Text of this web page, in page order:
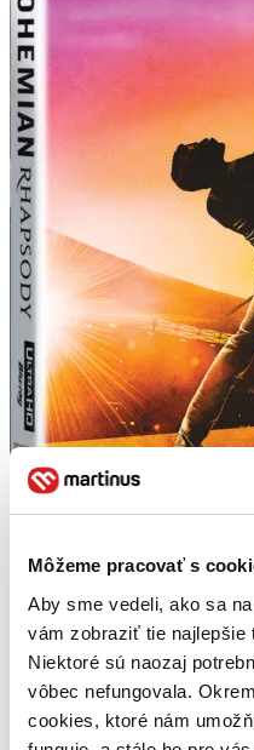
Môžeme pracovať s
Aby sme vedeli, ako sa
vám zobraziť tie najlepšie
Niektoré sú naozaj
vôbec nefungovala.
cookies, ktoré nám
Bohemian Rhapsody Ultra HD
CZ
Rami Malek
Lucy Boynton
Joseph Mazzello
Mike Myers
Ben Hardy
ďalší
Film Bohemian Rhapsody je